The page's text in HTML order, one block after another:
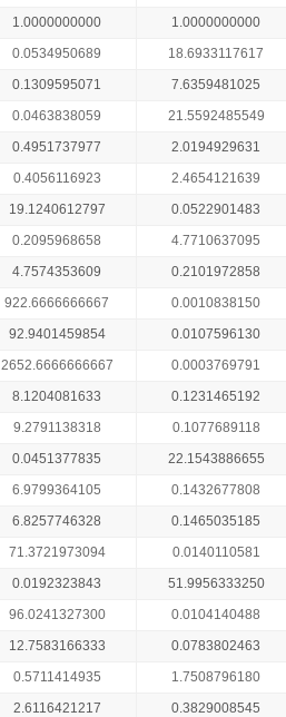
1.0000000000
1.0000000000
0.0534950689
18.6933117617
0.1309595071
7.6359481025
0.0463838059
21.5592485549
0.4951737977
2.0194929631
0.4056116923
2.4654121639
19.1240612797
0.0522901483
0.2095968658
4.7710637095
4.7574353609
0.2101972858
922.6666666667
0.0010838150
92.9401459854
0.0107596130
2652.6666666667
0.0003769791
8.1204081633
0.1231465192
9.2791138318
0.1077689118
0.0451377835
22.1543886655
6.9799364105
0.1432677808
6.8257746328
0.1465035185
71.3721973094
0.0140110581
0.0192323843
51.9956333250
96.0241327300
0.0104140488
12.7583166333
0.0783802463
0.5711414935
1.7508796180
2.6116421217
0.3829008545